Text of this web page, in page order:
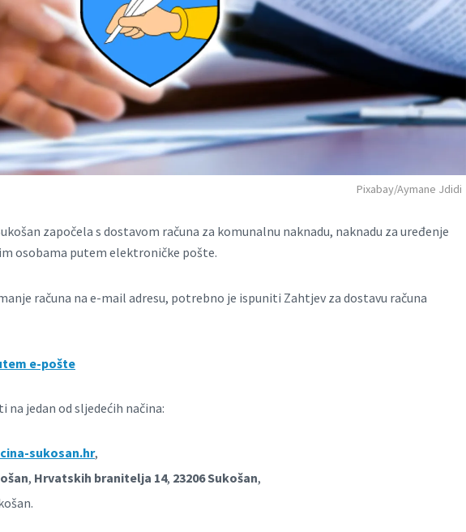
Pixabay/Aymane Jdidi
započela s dostavom računa za komunalnu naknadu, naknadu za uređenje
osobama putem elektroničke pošte.
računa na e-mail adresu, potrebno je ispuniti Zahtjev za dostavu računa
e-pošte
jedan od sljedećih načina:
sukosan.hr,
, Hrvatskih branitelja 14, 23206 Sukošan,